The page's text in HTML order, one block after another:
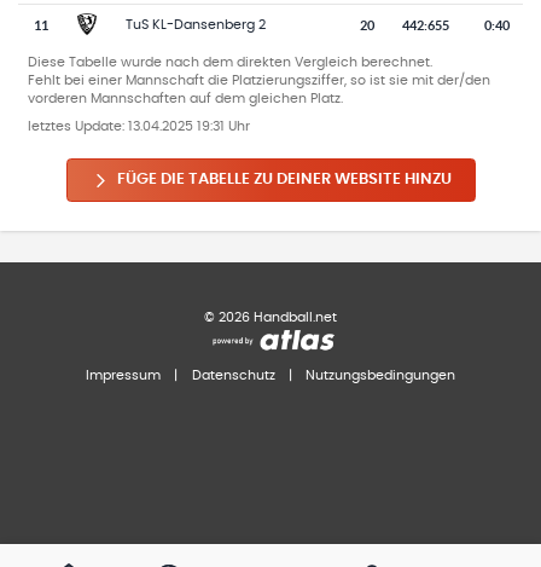
11 TuS KL-Dansenberg 2 20 442:655 0:40
Diese Tabelle wurde nach dem direkten Vergleich berechnet.
Fehlt bei einer Mannschaft die Platzierungsziffer, so ist sie mit der/den
vorderen Mannschaften auf dem gleichen Platz.
letztes Update: 13.04.2025 19:31 Uhr
FÜGE DIE TABELLE ZU DEINER WEBSITE HINZU
© 2026 Handball.net
Impressum Datenschutz Nutzungsbedingungen